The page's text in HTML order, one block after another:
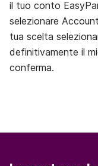
il tuo conto
selezionare
tua scelta
definitivamente il
conferma.